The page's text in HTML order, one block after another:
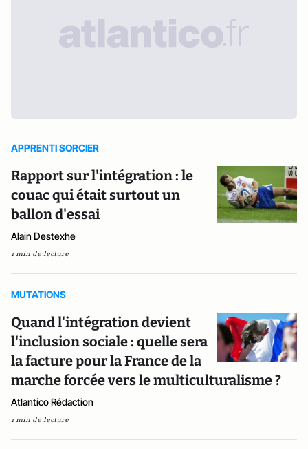
APPRENTI SORCIER
Rapport sur l'intégration : le
couac qui était surtout un
ballon d'essai
Alain Destexhe
1 min de lecture
MUTATIONS
Quand l'intégration devient
l'inclusion sociale : quelle sera
la facture pour la France de la
marche forcée vers le multiculturalisme ?
Atlantico Rédaction
1 min de lecture